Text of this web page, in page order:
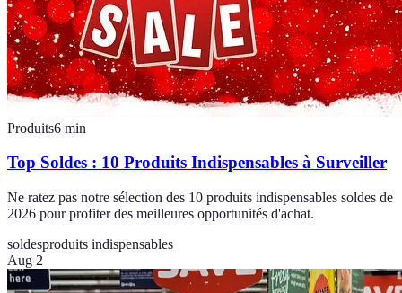
Produits6 min
Top Soldes : 10 Produits Indispensables à Surveiller
Ne ratez pas notre sélection des 10 produits indispensables soldes de
2026 pour profiter des meilleures opportunités d'achat.
soldesproduits indispensables
Aug 2